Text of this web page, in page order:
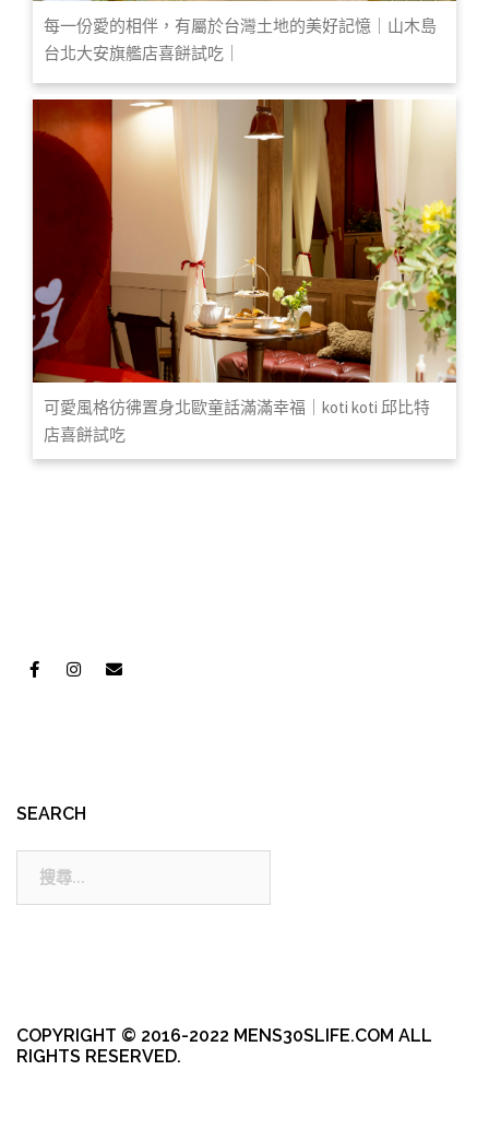
每一份愛的相伴，有屬於台灣土地的美好記憶｜山木島
台北大安旗艦店喜餅試吃｜
可愛風格彷彿置身北歐童話滿滿幸福｜koti koti 邱比特
店喜餅試吃
SEARCH
COPYRIGHT © 2016-2022 MENS30SLIFE.COM ALL
RIGHTS RESERVED.